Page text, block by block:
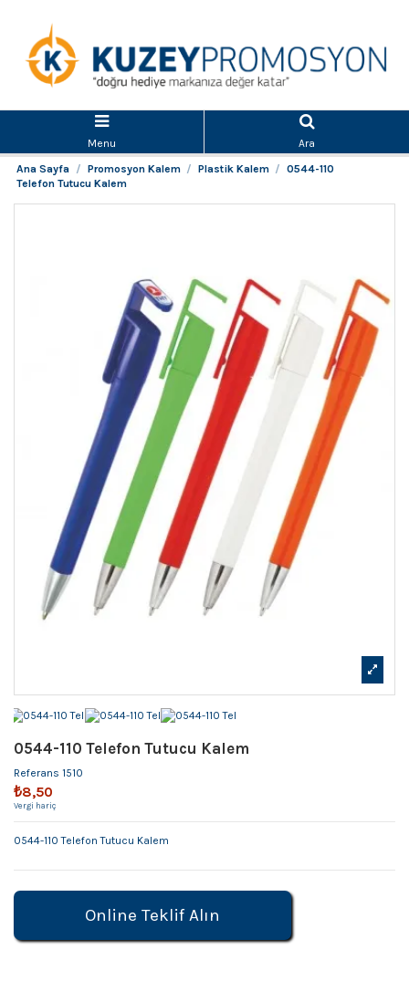
Menu
Ara
Ana Sayfa
Promosyon Kalem Plastik Kalem
0544-110
Telefon Tutucu Kalem
0544-110 Telefon Tutucu Kalem
Referans 1510
₺8,50
Vergi hariç
0544-110 Telefon Tutucu Kalem
Online Teklif Alın